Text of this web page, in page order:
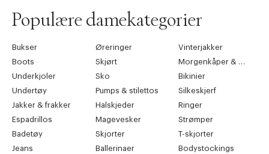
Populære damekategorier
Bukser Øreringer
Vinterjakker
Boots
Skjørt
Morgenkåper & kimonoer
Underkjoler
Sko
Bikinier
Undertøy
Pumps & stilettos
Silkeskjerf
Jakker & frakker
Halskjeder
Ringer
Espadrillos
Magevesker
Strømper
Badetøy
Skjorter
T-skjorter
Jeans
Ballerinaer
Bodystockings